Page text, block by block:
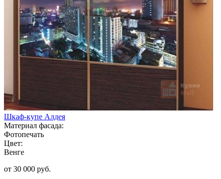
Шкаф-купе Алдея
Материал фасада:
Фотопечать
Цвет:
Венге
от 30 000 руб.